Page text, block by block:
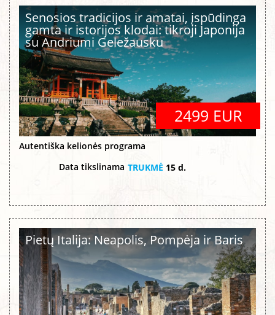
Senosios tradicijos ir amatai, įspūdinga
gamta ir istorijos klodai: tikroji Japonija
su Andriumi Geležausku
2499 EUR
Autentiška kelionės programa
Data tikslinama TRUKMĖ 15 d.
Pietų Italija: Neapolis, Pompėja ir Baris